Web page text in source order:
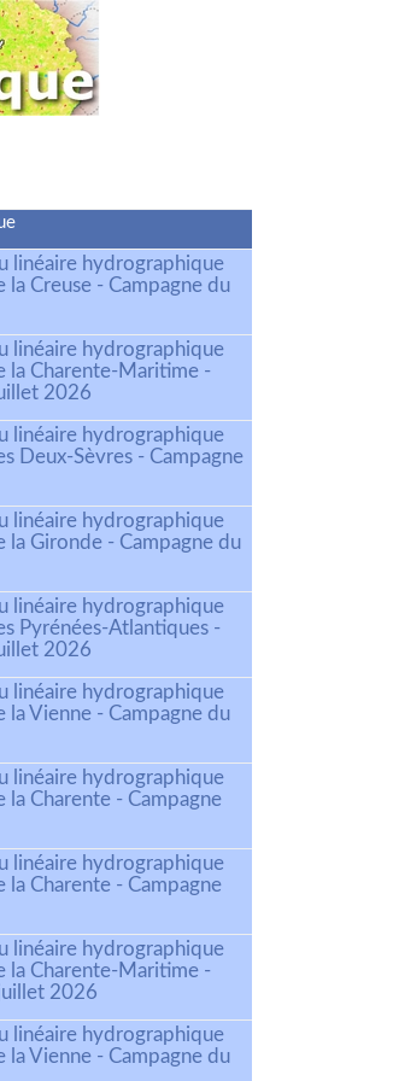
linéaire hydrographique
Creuse - Campagne du
linéaire hydrographique
la Charente-Maritime -
2026
linéaire hydrographique
Deux-Sèvres - Campagne
linéaire hydrographique
Gironde - Campagne du
linéaire hydrographique
Pyrénées-Atlantiques -
2026
linéaire hydrographique
Vienne - Campagne du
linéaire hydrographique
Charente - Campagne
linéaire hydrographique
Charente - Campagne
linéaire hydrographique
la Charente-Maritime -
2026
linéaire hydrographique
Vienne - Campagne du